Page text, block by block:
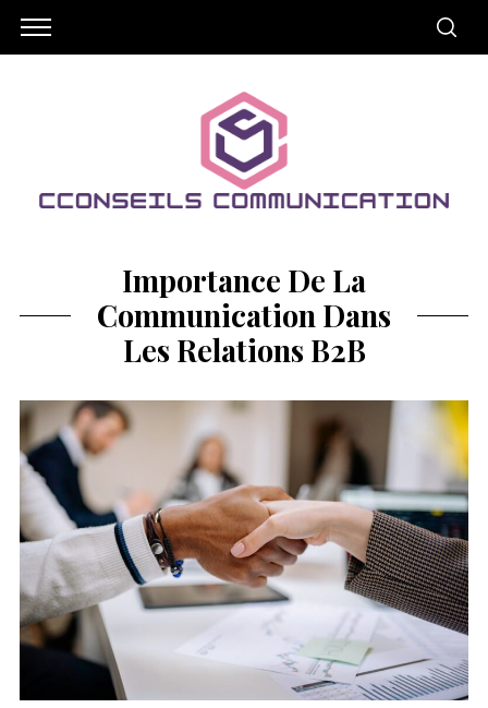
Importance De La
Communication Dans
Les Relations B2B